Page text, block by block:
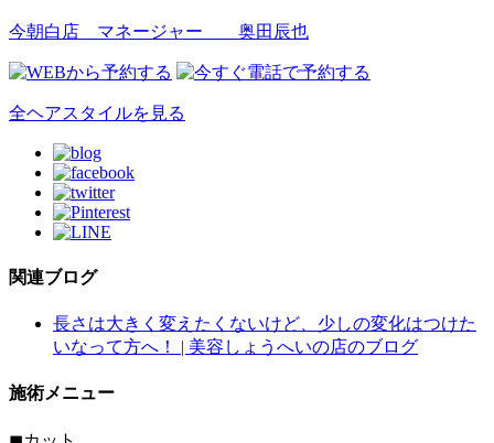
今朝白店 マネージャー 奥田辰也
全ヘアスタイルを見る
関連ブログ
長さは大きく変えたくないけど、少しの変化はつけた
いなって方へ！ | 美容しょうへいの店のブログ
施術メニュー